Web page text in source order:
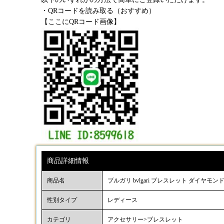
・QRコードを読み取る（おすすめ）
【ここにQRコード画像】
商品詳細情報
商品名 ブルガリ bvlgari ブレスレット ダイヤモン
性別タイプ レディース
カテゴリ アクセサリー>ブレスレット